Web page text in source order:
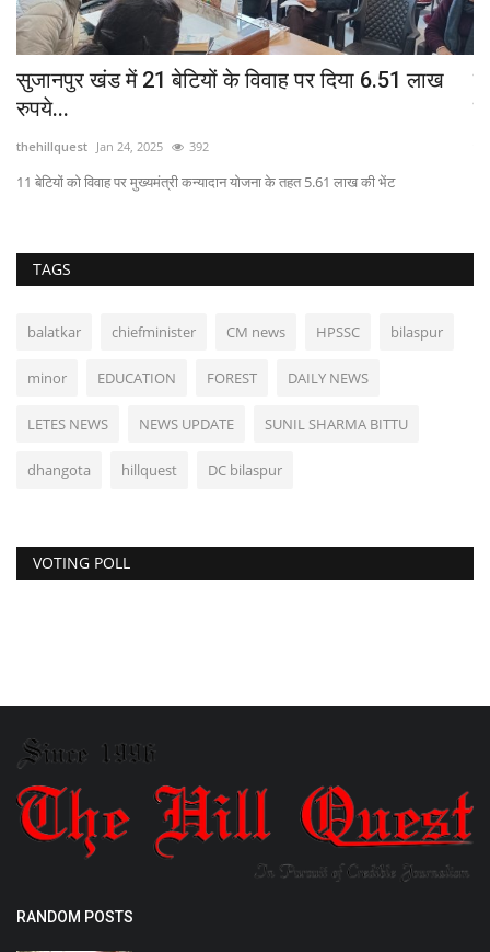
सुजानपुर खंड में 21 बेटियों के विवाह पर दिया 6.51 लाख
रुपये...
thehillquest Jan 24, 2025 392
11 बेटियों को विवाह पर मुख्यमंत्री कन्यादान योजना के तहत 5.61 लाख की भेंट
TAGS
balatkar chiefminister CM news HPSSC bilaspur
minor EDUCATION FOREST DAILY NEWS
LETES NEWS NEWS UPDATE SUNIL SHARMA BITTU
dhangota hillquest DC bilaspur
VOTING POLL
RANDOM POSTS